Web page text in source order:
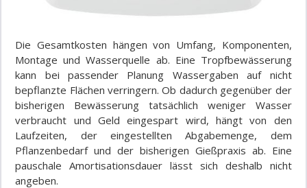
Die Gesamtkosten hängen von Umfang, Komponenten,
Montage und Wasserquelle ab. Eine Tropfbewässerung
kann bei passender Planung Wassergaben auf nicht
bepflanzte Flächen verringern. Ob dadurch gegenüber der
bisherigen Bewässerung tatsächlich weniger Wasser
verbraucht und Geld eingespart wird, hängt von den
Laufzeiten, der eingestellten Abgabemenge, dem
Pflanzenbedarf und der bisherigen Gießpraxis ab. Eine
pauschale Amortisationsdauer lässt sich deshalb nicht
angeben.